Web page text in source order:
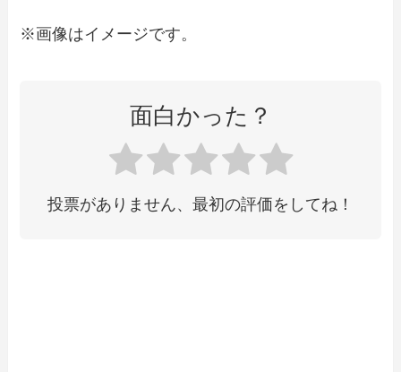
※画像はイメージです。
面白かった？
投票がありません、最初の評価をしてね！